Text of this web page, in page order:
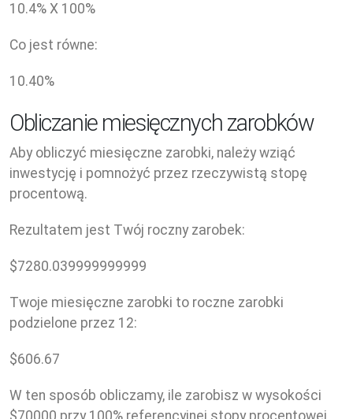
10.4% X 100%
Co jest równe:
10.40%
Obliczanie miesięcznych zarobków
Aby obliczyć miesięczne zarobki, należy wziąć
inwestycję i pomnożyć przez rzeczywistą stopę
procentową.
Rezultatem jest Twój roczny zarobek:
$7280.039999999999
Twoje miesięczne zarobki to roczne zarobki
podzielone przez 12:
$606.67
W ten sposób obliczamy, ile zarobisz w wysokości